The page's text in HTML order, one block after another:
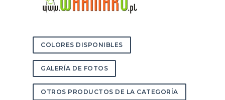
COLORES DISPONIBLES
GALERÍA DE FOTOS
OTROS PRODUCTOS DE LA CATEGORÍA